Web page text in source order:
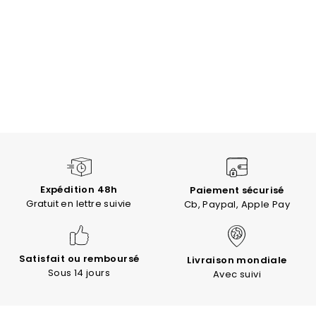
Expédition 48h
Gratuit en lettre suivie
Paiement sécurisé
Cb, Paypal, Apple Pay
Satisfait ou remboursé
Sous 14 jours
Livraison mondiale
Avec suivi